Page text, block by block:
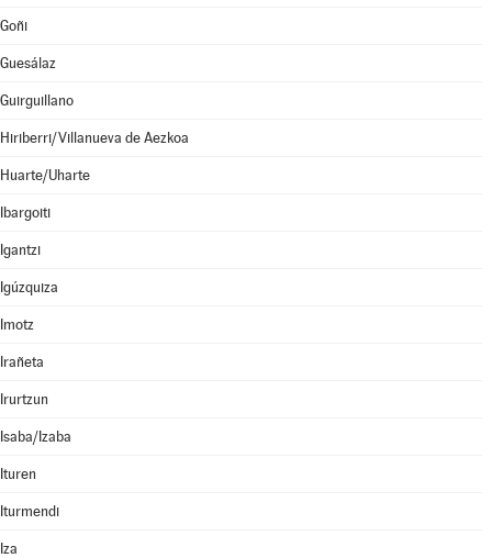
Goñi
Guesálaz
Guirguillano
Hiriberri/Villanueva de Aezkoa
Huarte/Uharte
Ibargoiti
Igantzi
Igúzquiza
Imotz
Irañeta
Irurtzun
Isaba/Izaba
Ituren
Iturmendi
Iza